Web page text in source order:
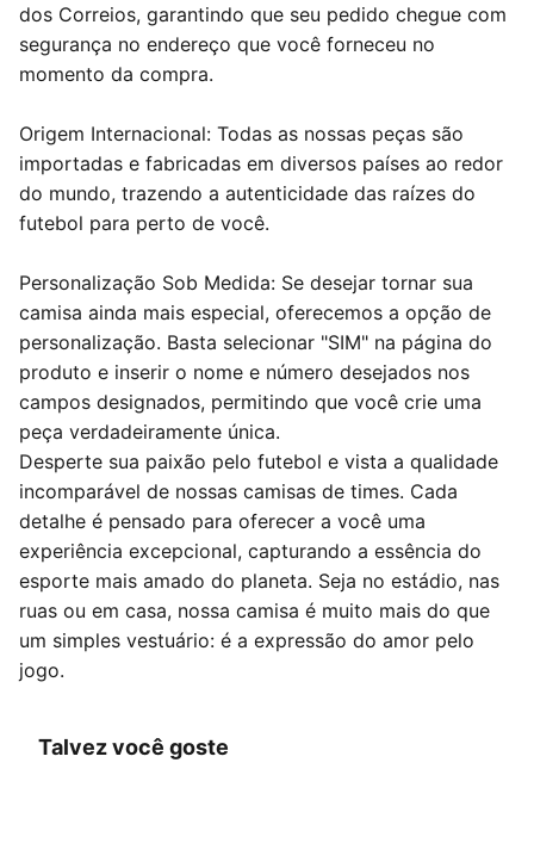
dos Correios, garantindo que seu pedido chegue com
segurança no endereço que você forneceu no
momento da compra.
Origem Internacional: Todas as nossas peças são
importadas e fabricadas em diversos países ao redor
do mundo, trazendo a autenticidade das raízes do
futebol para perto de você.
Personalização Sob Medida: Se desejar tornar sua
camisa ainda mais especial, oferecemos a opção de
personalização. Basta selecionar "SIM" na página do
produto e inserir o nome e número desejados nos
campos designados, permitindo que você crie uma
peça verdadeiramente única.
Desperte sua paixão pelo futebol e vista a qualidade
incomparável de nossas camisas de times. Cada
detalhe é pensado para oferecer a você uma
experiência excepcional, capturando a essência do
esporte mais amado do planeta. Seja no estádio, nas
ruas ou em casa, nossa camisa é muito mais do que
um simples vestuário: é a expressão do amor pelo
jogo.
Talvez você goste